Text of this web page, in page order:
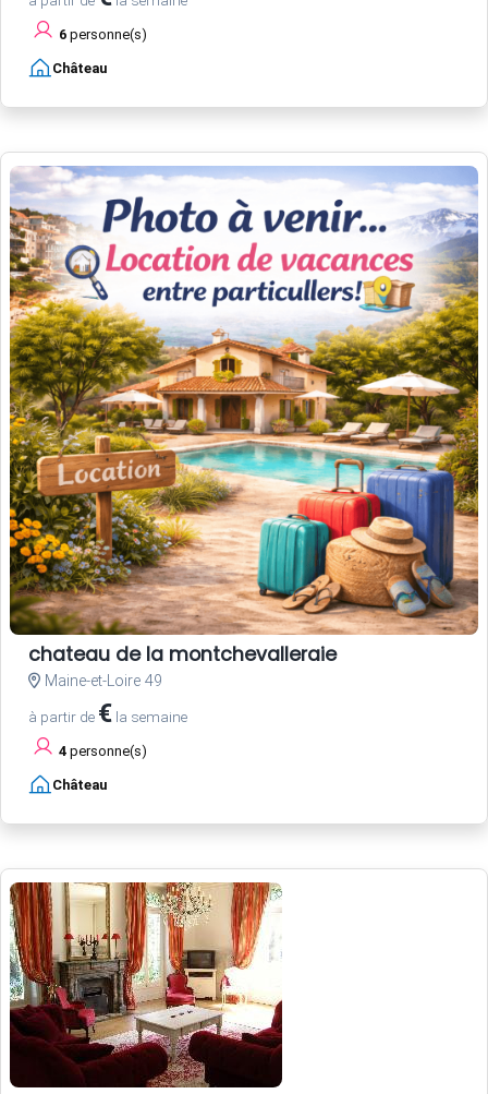
6 personne(s)
Château
chateau de la montchevalleraie
Maine-et-Loire 49
à partir de € la semaine
4 personne(s)
Château